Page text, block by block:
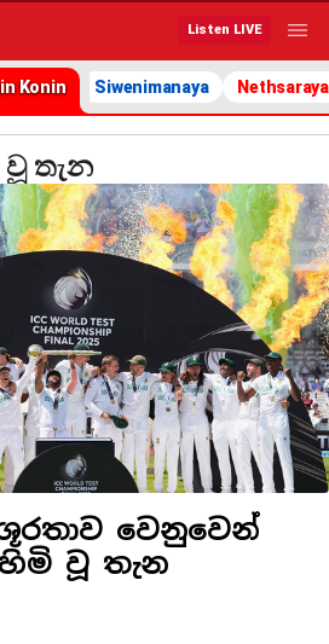
Listen LIVE
Konin Siwenimanaya Nethsaraya
තැන
වෙනුවෙන්
වූ තැන